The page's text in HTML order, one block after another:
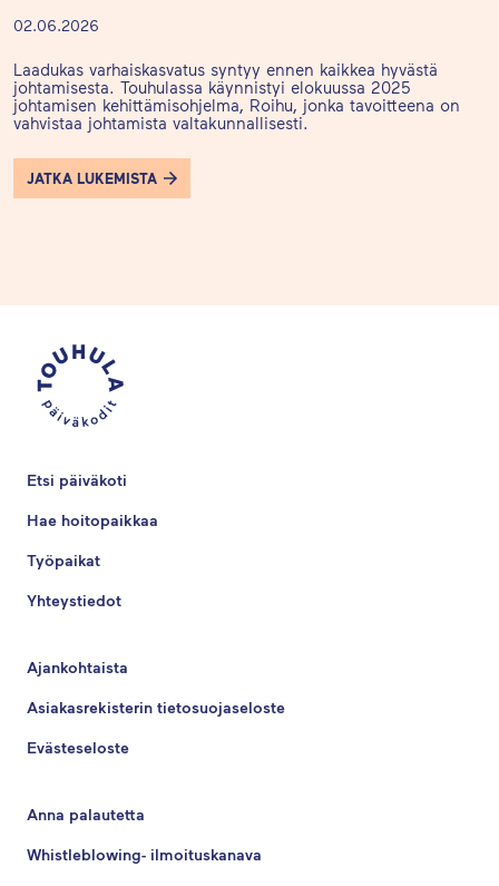
02.06.2026
Laadukas varhaiskasvatus syntyy ennen kaikkea hyvästä
johtamisesta. Touhulassa käynnistyi elokuussa 2025
johtamisen kehittämisohjelma, Roihu, jonka tavoitteena on
vahvistaa johtamista valtakunnallisesti.
JATKA LUKEMISTA
Etsi päiväkoti
Hae hoitopaikkaa
Työpaikat
Yhteystiedot
Ajankohtaista
Asiakasrekisterin tietosuojaseloste
Evästeseloste
Anna palautetta
Whistleblowing- ilmoituskanava